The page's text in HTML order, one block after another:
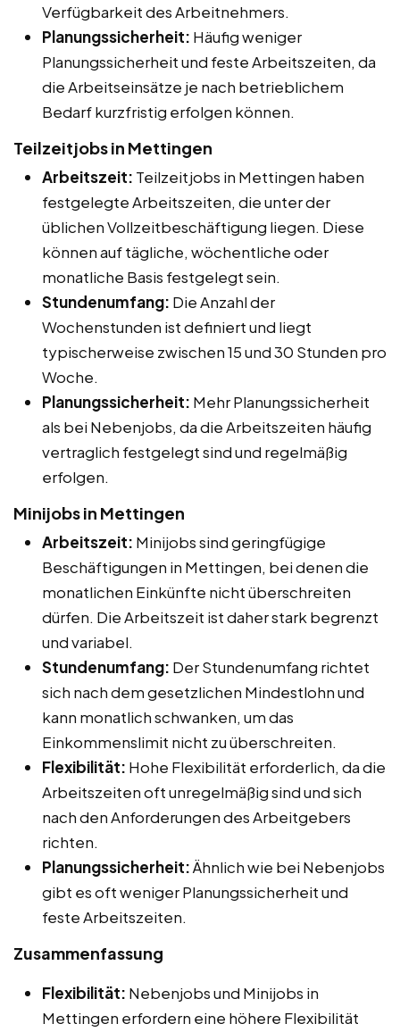
Verfügbarkeit des Arbeitnehmers.
Planungssicherheit: Häufig weniger
Planungssicherheit und feste Arbeitszeiten, da
die Arbeitseinsätze je nach betrieblichem
Bedarf kurzfristig erfolgen können.
Teilzeitjobs in Mettingen
Arbeitszeit: Teilzeitjobs in Mettingen haben
festgelegte Arbeitszeiten, die unter der
üblichen Vollzeitbeschäftigung liegen. Diese
können auf tägliche, wöchentliche oder
monatliche Basis festgelegt sein.
Stundenumfang: Die Anzahl der
Wochenstunden ist definiert und liegt
typischerweise zwischen 15 und 30 Stunden pro
Woche.
Planungssicherheit: Mehr Planungssicherheit
als bei Nebenjobs, da die Arbeitszeiten häufig
vertraglich festgelegt sind und regelmäßig
erfolgen.
Minijobs in Mettingen
Arbeitszeit: Minijobs sind geringfügige
Beschäftigungen in Mettingen, bei denen die
monatlichen Einkünfte nicht überschreiten
dürfen. Die Arbeitszeit ist daher stark begrenzt
und variabel.
Stundenumfang: Der Stundenumfang richtet
sich nach dem gesetzlichen Mindestlohn und
kann monatlich schwanken, um das
Einkommenslimit nicht zu überschreiten.
Flexibilität: Hohe Flexibilität erforderlich, da die
Arbeitszeiten oft unregelmäßig sind und sich
nach den Anforderungen des Arbeitgebers
richten.
Planungssicherheit:Ähnlich wie bei Nebenjobs
gibt es oft weniger Planungssicherheit und
feste Arbeitszeiten.
Zusammenfassung
Flexibilität: Nebenjobs und Minijobs in
Mettingen erfordern eine höhere Flexibilität